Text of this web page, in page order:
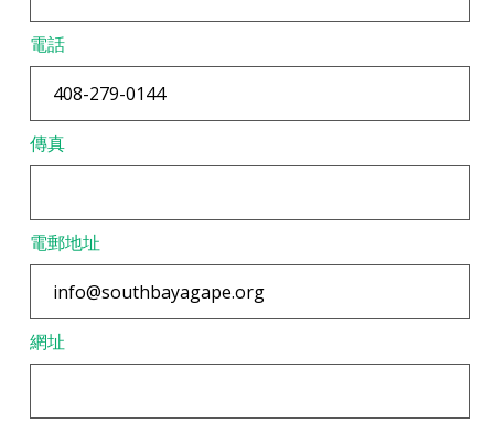
電話
傳真
電郵地址
網址